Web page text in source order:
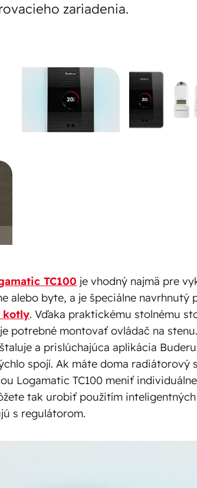
zariadenia.
TC100 je vhodný najmä pre
alebo byte, a je špeciálne navrhnutý
kotly. Vďaka praktickému stolnému
potrebné montovať ovládač na
a prislúchajúca aplikácia
spojí. Ak máte doma radiátorový
Logamatic TC100 meniť
tak urobiť použitím
s regulátorom.